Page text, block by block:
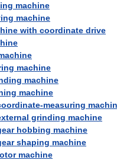
machine
machine
with coordinate drive
machine
machine
machine
measuring
grinding machine
hobbing machine
shaping machine
machine